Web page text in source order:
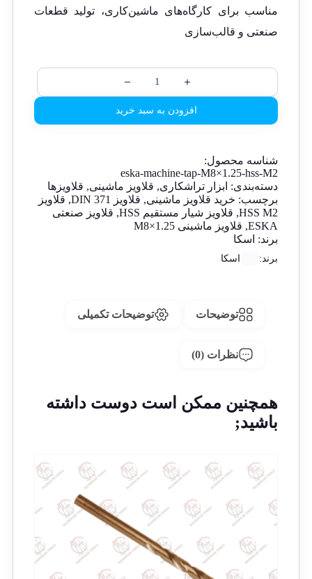
مناسب برای کارگاه‌های ماشین‌کاری، تولید قطعات
صنعتی و قالب‌سازی
افزودن به سبد خرید
شناسه محصول:
eska-machine-tap-M8×1.25-hss-M2
دسته‌بندی: ابزار تراشکاری, قلاویز ماشینی, قلاویزها
برچسب: خرید قلاویز ماشینی, قلاویز DIN 371 , قلاویز
HSS M2
, قلاویز شیار مستقیم HSS , قلاویز صنعتی
ESKA
, قلاویز ماشینی M8×1.25
برند: اسکا
برند: اسکا
توضیحات توضیحات تکمیلی
نظرات (0)
همچنین ممکن است دوست داشته
باشید;